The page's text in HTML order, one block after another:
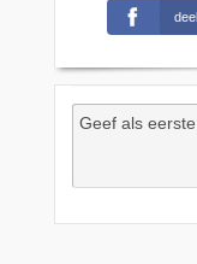
deel